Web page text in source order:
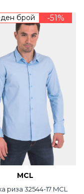
брой -51%
MCL
риза 32544-17 MCL